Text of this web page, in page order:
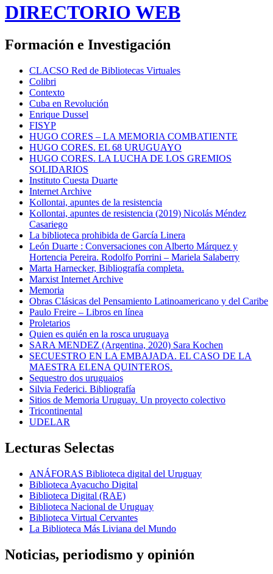
DIRECTORIO WEB
Formación e Investigación
CLACSO Red de Bibliotecas Virtuales
Colibri
Contexto
Cuba en Revolución
Enrique Dussel
FISYP
HUGO CORES – LA MEMORIA COMBATIENTE
HUGO CORES. EL 68 URUGUAYO
HUGO CORES. LA LUCHA DE LOS GREMIOS
SOLIDARIOS
Instituto Cuesta Duarte
Internet Archive
Kollontai, apuntes de la resistencia
Kollontai, apuntes de resistencia (2019) Nicolás Méndez
Casariego
La biblioteca prohibida de García Linera
León Duarte : Conversaciones con Alberto Márquez y
Hortencia Pereira. Rodolfo Porrini – Mariela Salaberry
Marta Harnecker, Bibliografía completa.
Marxist Internet Archive
Memoria
Obras Clásicas del Pensamiento Latinoamericano y del Caribe
Paulo Freire – Libros en línea
Proletarios
Quien es quién en la rosca uruguaya
SARA MENDEZ (Argentina, 2020) Sara Kochen
SECUESTRO EN LA EMBAJADA. EL CASO DE LA
MAESTRA ELENA QUINTEROS.
Sequestro dos uruguaios
Silvia Federici. Bibliografía
Sitios de Memoria Uruguay. Un proyecto colectivo
Tricontinental
UDELAR
Lecturas Selectas
ANÁFORAS Biblioteca digital del Uruguay
Biblioteca Ayacucho Digital
Biblioteca Digital (RAE)
Biblioteca Nacional de Uruguay
Biblioteca Virtual Cervantes
La Biblioteca Más Liviana del Mundo
Noticias, periodismo y opinión